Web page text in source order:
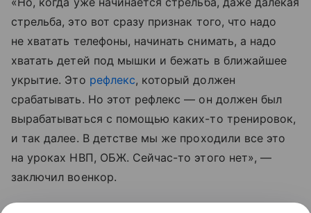
стрельба, это вот сразу признак того, что надо
не хватать телефоны, начинать снимать, а надо
хватать детей под мышки и бежать в ближайшее
укрытие. Это рефлекс, который должен
срабатывать. Но этот рефлекс — он должен был
вырабатываться с помощью каких-то тренировок,
и так далее. В детстве мы же проходили все это
на уроках НВП, ОБЖ. Сейчас-то этого нет», —
заключил военкор.